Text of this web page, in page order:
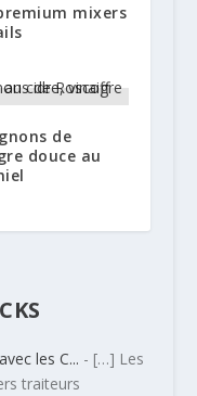
mixers
de
douce au
les C... - […] Les
traiteurs